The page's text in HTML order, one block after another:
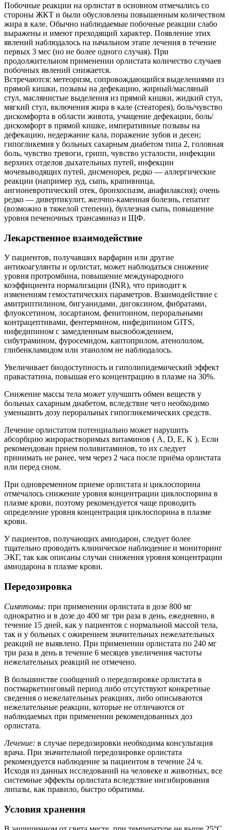
Побочные реакции на орлистат в основном отмечались со
стороны ЖКТ и были обусловлены повышенным количеством
жира в кале. Обычно наблюдаемые побочные реакции слабо
выражены и имеют преходящий характер. Появление этих
явлений наблюдалось на начальном этапе лечения в течение
первых 3 мес (но не более одного случая). При
продолжительном применении орлистата количество случаев
побочных явлений снижается.
Встречаются: метеоризм, сопровождающийся выделениями из
прямой кишки, позывы на дефекацию, жирный/масляный
стул, маслянистые выделения из прямой кишки, жидкий стул,
мягкий стул, включения жира в кале (стеаторея), боль/чувство
дискомфорта в области живота, учащение дефекации, боль/
дискомфорт в прямой кишке, императивные позывы на
дефекацию, недержание кала, поражение зубов и десен;
гипогликемия у больных сахарным диабетом типа 2, головная
боль, чувство тревоги, грипп, чувство усталости, инфекции
верхних отделов дыхательных путей, инфекции
мочевыводящих путей, дисменорея, редко — аллергические
реакции (например зуд, сыпь, крапивница,
ангионевротический отек, бронхоспазм, анафилаксия); очень
редко — дивертикулит, желчно-каменная болезнь, гепатит
(возможно в тяжелой степени), буллезная сыпь, повышение
уровня печеночных трансаминаз и ЩФ.
Лекарственное взаимодействие
У пациентов, получавших варфарин или другие
антикоагулянты и орлистат, может наблюдаться снижение
уровня протромбина, повышение международного
коэффициента нормализации (INR), что приводит к
изменениям гемостатических параметров. Взаимодействие с
амитриптилином, бигуанидами, дигоксином, фибратами,
флуоксетином, лосартаном, фенитоином, пероральными
контрацептивами, фентермином, нифедипином GITS,
нифедипином с замедленным высвобождением,
сибутрамином, фуросемидом, каптоприлом, атенололом,
глибенкламидом или этанолом не наблюдалось.
Увеличивает биодоступность и гиполипидемический эффект
правастатина, повышая его концентрацию в плазме на 30%.
Снижение массы тела может улучшить обмен веществ у
больных сахарным диабетом, вследствие чего необходимо
уменьшить дозу пероральных гипогликемических средств.
Лечение орлистатом потенциально может нарушить
абсорбцию жирорастворимых витаминов ( A, D, E, K ). Если
рекомендован прием поливитаминов, то их следует
принимать не ранее, чем через 2 часа после приёма орлистата
или перед сном.
При одновременном приеме орлистата и циклоспорина
отмечалось снижение уровня концентрации циклоспорина в
плазме крови, поэтому рекомендуется чаще проводить
определение уровня концентрация циклоспорина в плазме
крови.
У пациентов, получающих амиодарон, следует более
тщательно проводить клиническое наблюдение и мониторинг
ЭКГ, так как описаны случаи снижения уровня концентрации
амиодарона в плазме крови.
Передозировка
Симптомы: при применении орлистата в дозе 800 мг
однократно и в дозе до 400 мг три раза в день, ежедневно, в
течение 15 дней, как у пациентов с нормальной массой тела,
так и у больных с ожирением значительных нежелательных
реакций не выявлено. При применении орлистата по 240 мг
три раза в день в течение 6 месяцев увеличения частоты
нежелательных реакций не отмечено.
В большинстве сообщений о передозировке орлистата в
постмаркетинговый период либо отсутствуют конкретные
сведения о нежелательных реакциях, либо описываются
нежелательные реакции, которые не отличаются от
наблюдаемых при применении рекомендованных доз
орлистата.
Лечение: в случае передозировки необходима консультация
врача. При значительной передозировке орлистата
рекомендуется наблюдение за пациентом в течение 24 ч.
Исходя из данных исследований на человеке и животных, все
системные эффекты орлистата вследствие ингибирования
липазы, как правило, быстро обратимы.
Условия хранения